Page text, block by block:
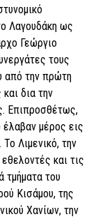
Λαγουδάκη ως
Γεώργιο
τους
από την πρώτη
δια την
Επιπροσθέτως,
μέρος εις
Λιμενικό, την
και τις
τμήματα του
Κισάμου, της
Χανίων, την